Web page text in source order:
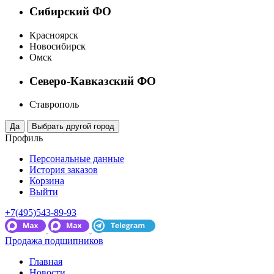
Сибирский ФО
Красноярск
Новосибирск
Омск
Северо-Кавказский ФО
Ставрополь
Профиль
Персональные данные
История заказов
Корзина
Выйти
+7(495)543-89-93
Продажа подшипников
Главная